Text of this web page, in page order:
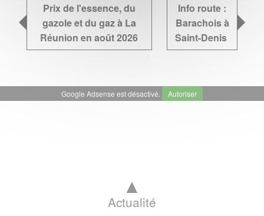
Prix de l'essence, du
gazole et du gaz à La
Réunion en août 2026
Info route :
Barachois à
Saint-Denis
Google Adsense est désactivé. Autoriser
▲
Actualité